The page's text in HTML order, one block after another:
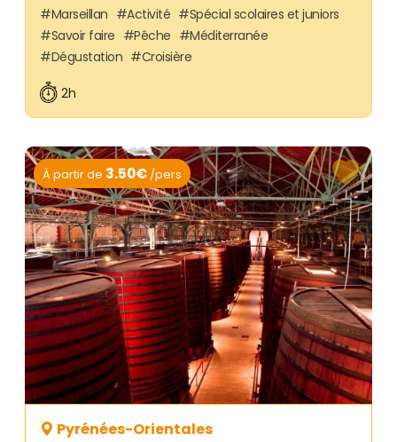
Marseillan Activité
Spécial scolaires et juniors
Savoir faire
Pêche
Méditerranée
Dégustation
Croisière
2h
Pyrénées-Orientales
À partir de 3.50€ /pers